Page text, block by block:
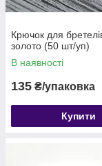
Крючок для
золото (50 шт/уп)
В наявності
135 ₴/упаковка
Купити